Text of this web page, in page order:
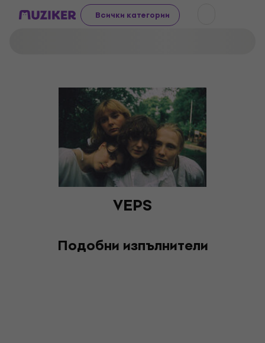
Всички категории
VEPS
Подобни изпълнители